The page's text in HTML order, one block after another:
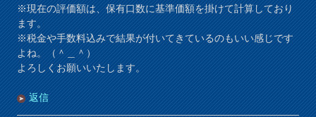
※現在の評価額は、保有口数に基準価額を掛けて計算しており
ます。
※税金や手数料込みで結果が付いてきているのもいい感じです
よね。（＾＿＾）
よろしくお願いいたします。
返信